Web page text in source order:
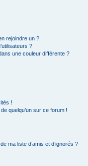
rejoindre un ?
?
une couleur différente ?
!
quelqu’un sur ce forum !
ma liste d’amis et d’ignorés ?